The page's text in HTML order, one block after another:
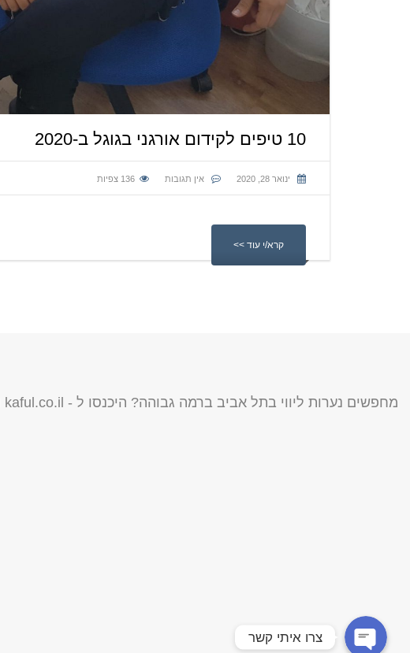
10 טיפים לקידום אורגני בגוגל ב-2020
ינואר 28, 2020 אין תגובות 136 צפיות
קרא/י עוד >>
מחפשים נערות ליווי בתל אביב ברמה גבוהה? היכנסו ל - kaful.co.il
צרו איתי קשר